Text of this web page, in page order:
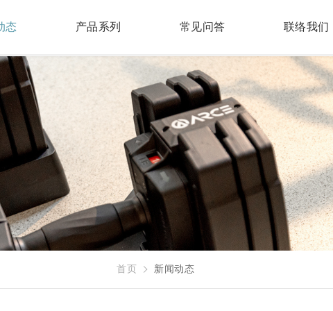
态 产品系列 常见问答 联络我们
首页 新闻动态